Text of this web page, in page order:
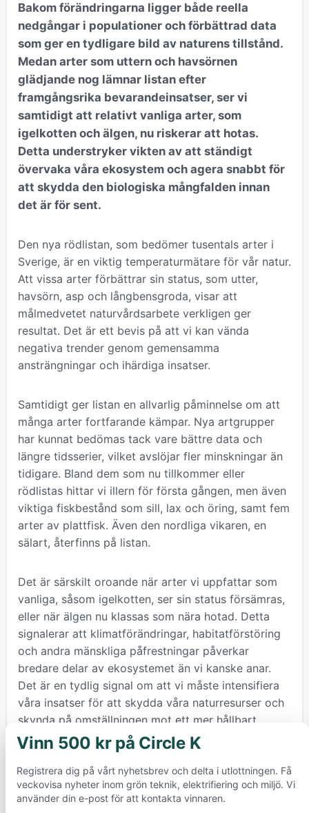
Bakom förändringarna ligger både reella
nedgångar i populationer och förbättrad data
som ger en tydligare bild av naturens tillstånd.
Medan arter som uttern och havsörnen
glädjande nog lämnar listan efter
framgångsrika bevarandeinsatser, ser vi
samtidigt att relativt vanliga arter, som
igelkotten och älgen, nu riskerar att hotas.
Detta understryker vikten av att ständigt
övervaka våra ekosystem och agera snabbt för
att skydda den biologiska mångfalden innan
det är för sent.
Den nya rödlistan, som bedömer tusentals arter i
Sverige, är en viktig temperaturmätare för vår natur.
Att vissa arter förbättrar sin status, som utter,
havsörn, asp och långbensgroda, visar att
målmedvetet naturvårdsarbete verkligen ger
resultat. Det är ett bevis på att vi kan vända
negativa trender genom gemensamma
ansträngningar och ihärdiga insatser.
Samtidigt ger listan en allvarlig påminnelse om att
många arter fortfarande kämpar. Nya artgrupper
har kunnat bedömas tack vare bättre data och
längre tidsserier, vilket avslöjar fler minskningar än
tidigare. Bland dem som nu tillkommer eller
rödlistas hittar vi illern för första gången, men även
viktiga fiskbestånd som sill, lax och öring, samt fem
arter av plattfisk. Även den nordliga vikaren, en
sälart, återfinns på listan.
Det är särskilt oroande när arter vi uppfattar som
vanliga, såsom igelkotten, ser sin status försämras,
eller när älgen nu klassas som nära hotad. Detta
signalerar att klimatförändringar, habitatförstöring
och andra mänskliga påfrestningar påverkar
bredare delar av ekosystemet än vi kanske anar.
Det är en tydlig signal om att vi måste intensifiera
våra insatser för att skydda våra naturresurser och
skynda på omställningen mot ett mer hållbart
samhälle, för att undvika oåterkalleliga förluster av
arter som är avgörande för en levande planet.
Vinn 500 kr på Circle K
Registrera dig på vårt nyhetsbrev och delta i utlottningen. Få
veckovisa nyheter inom grön teknik, elektrifiering och miljö. Vi
använder din e-post för att kontakta vinnaren.